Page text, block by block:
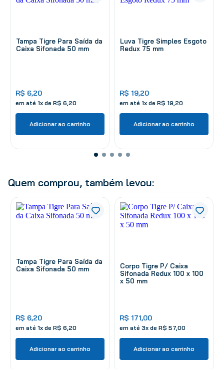
Tampa Tigre Para Saída da
Caixa Sifonada 50 mm
R$ 6,20
em até 1x de R$ 6 20
Adicionar ao carrinho
Luva Tigre Simples Esgoto
Redux 75 mm
R$ 19,20
em até 1x de R$ 19 20
Adicionar ao carrinho
Quem comprou, também levou:
Tampa Tigre Para Saída da
Caixa Sifonada 50 mm
R$ 6,20
em até 1x de R$ 6 20
Adicionar ao carrinho
Corpo Tigre P/ Caixa
Sifonada Redux 100 x 100
x 50 mm
R$ 171,00
em até 3x de R$ 57 00
Adicionar ao carrinho